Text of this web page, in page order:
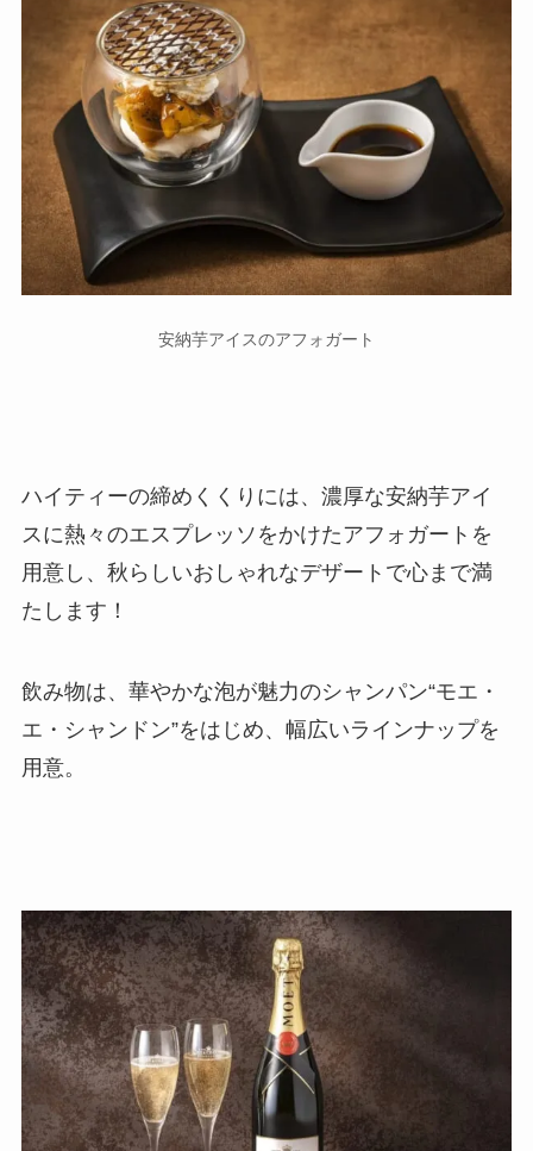
安納芋アイスのアフォガート
ハイティーの締めくくりには、濃厚な安納芋アイ
スに熱々のエスプレッソをかけたアフォガートを
用意し、秋らしいおしゃれなデザートで心まで満
たします！
飲み物は、華やかな泡が魅力のシャンパン“モエ・
エ・シャンドン”をはじめ、幅広いラインナップを
用意。